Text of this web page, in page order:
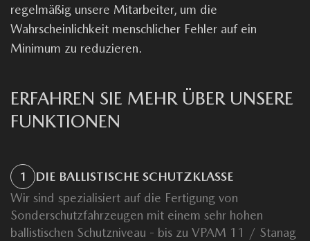
regelmäßig unsere Mitarbeiter, um die
Wahrscheinlichkeit menschlicher Fehler auf ein
Minimum zu reduzieren.
ERFAHREN SIE MEHR ÜBER UNSERE
FUNKTIONEN
1
DIE BALLISTISCHE SCHUTZKLASSE
Wir sind spezialisiert auf die Fertigung von
Sonderschutzfahrzeugen mit einem sehr hohen
ballistischen Schutzniveau - bis zu VPAM 11 / Stanag